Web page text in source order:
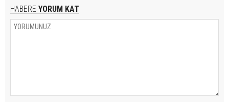
HABERE YORUM KAT